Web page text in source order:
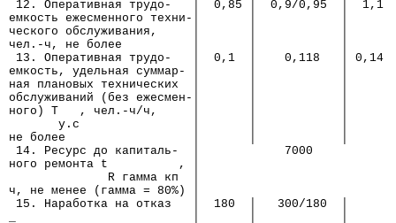
12. Оперативная трудо-   │  0,85 │  0,9/0,95  │
емкость ежесменного техни-│       │            │
ческого обслуживания,     │       │            │
чел.-ч, не более          │       │            │
13. Оперативная трудо-   │  0,1  │    0,118   │ 0,14
емкость, удельная суммар- │       │            │
ная плановых технических  │       │            │
обслуживаний (без ежесмен-│       │            │
ного) Т   , чел.-ч/ч,     │       │            │
у.с                │       │            │
не более                  │       │            │
14. Ресурс до капиталь-  │            7000            │
ного ремонта t          , │
R гамма кп  │
ч, не менее (гамма = 80%) │
15. Наработка на отказ   │  180  │   300/180  │